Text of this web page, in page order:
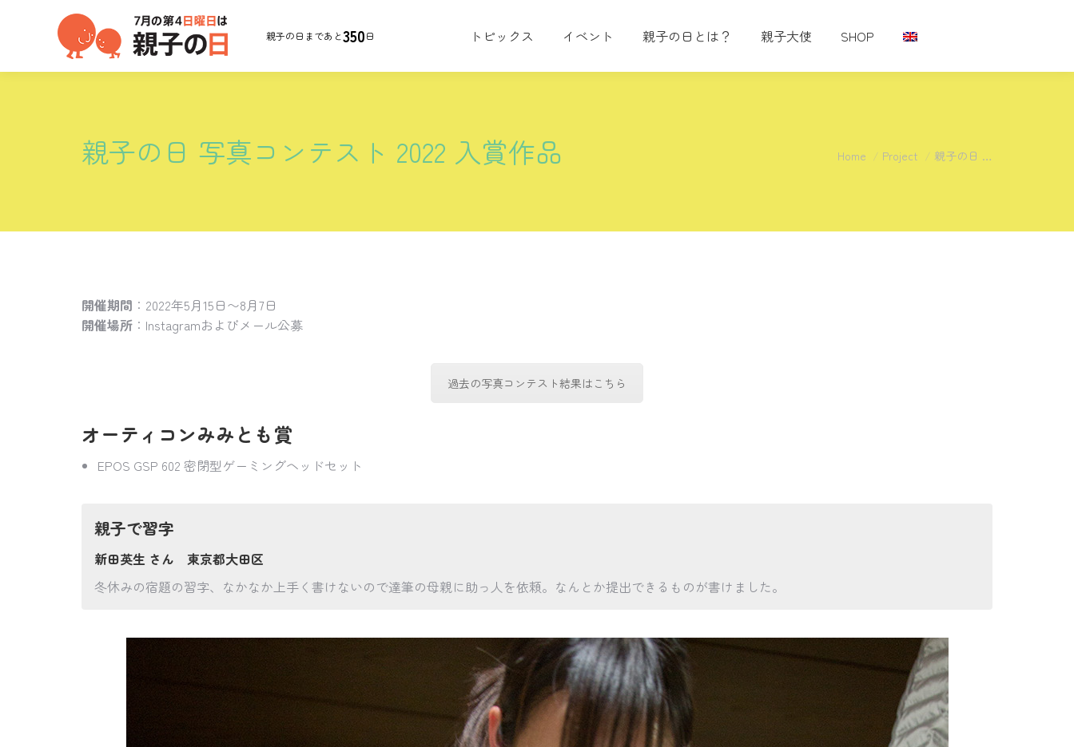
親子の日まであと350日 トピックス イベント 親子の日とは？ 親子大使 SHOP
親子の日 写真コンテスト 2022 入賞作品 You are here:
Home Project 親子の日 …
開催期間 ：2022年5月15日〜8月7日
開催場所 ：Instagramおよびメール公募
過去の写真コンテスト結果はこちら
オーティコンみみとも賞
EPOS GSP 602 密閉型ゲーミングヘッドセット
親子で習字
新田英生 さん 東京都大田区
冬休みの宿題の習字、なかなか上手く書けないので達筆の母親に助っ人を依頼。なんとか提出できるものが書けました。